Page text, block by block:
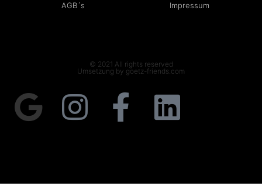
AGB´s
Impressum
© 2021 All rights reserved
Umsetzung by goetz-friends.com